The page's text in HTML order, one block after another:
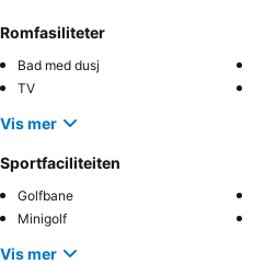
Romfasiliteter
Bad med dusj
TV
Vis mer
Sportfaciliteiten
Golfbane
Minigolf
Vis mer